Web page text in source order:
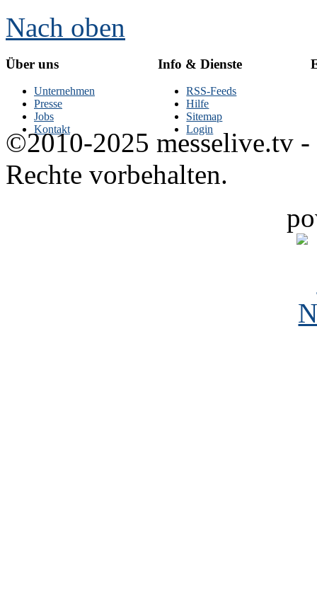
Nach oben
Über uns
Unternehmen
Presse
Jobs
Kontakt
Info & Dienste
RSS-Feeds
Hilfe
Sitemap
Login
©2010-2025 messelive.tv -
Rechte vorbehalten.